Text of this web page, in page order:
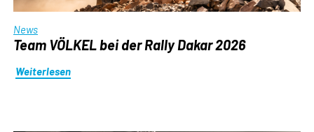
News
Team VÖLKEL bei der Rally Dakar 2026
Weiterlesen